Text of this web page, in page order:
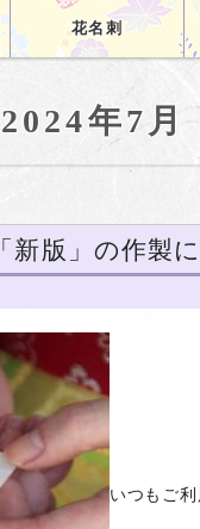
花名刺
年7月
新版」の作製に
いつもご